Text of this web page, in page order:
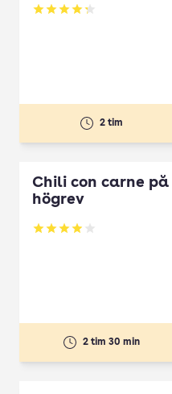
Betyg: 4.29 av 5
2 tim
Chili con carne på
högrev
Betyg: 3.94 av 5
2 tim 30 min